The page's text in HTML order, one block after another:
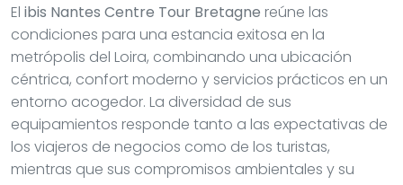
El ibis Nantes Centre Tour Bretagne reúne las
condiciones para una estancia exitosa en la
metrópolis del Loira, combinando una ubicación
céntrica, confort moderno y servicios prácticos en un
entorno acogedor. La diversidad de sus
equipamientos responde tanto a las expectativas de
los viajeros de negocios como de los turistas,
mientras que sus compromisos ambientales y su